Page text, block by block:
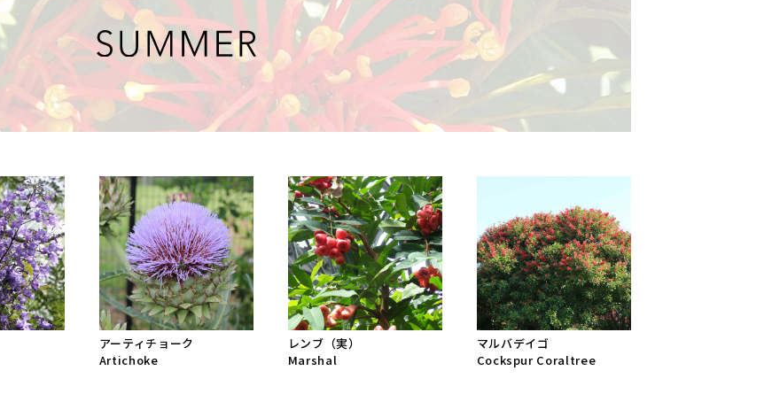
アーティチョーク
Artichoke
レンブ（実）
Marshal
マルバデイゴ
Cockspur Coraltree